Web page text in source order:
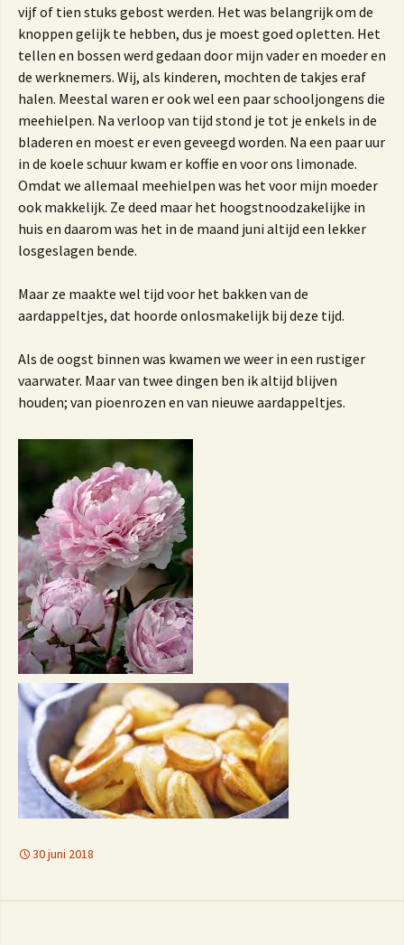
vijf of tien stuks gebost werden. Het was belangrijk om de
knoppen gelijk te hebben, dus je moest goed opletten. Het
tellen en bossen werd gedaan door mijn vader en moeder en
de werknemers. Wij, als kinderen, mochten de takjes eraf
halen. Meestal waren er ook wel een paar schooljongens die
meehielpen. Na verloop van tijd stond je tot je enkels in de
bladeren en moest er even geveegd worden. Na een paar uur
in de koele schuur kwam er koffie en voor ons limonade.
Omdat we allemaal meehielpen was het voor mijn moeder
ook makkelijk. Ze deed maar het hoogstnoodzakelijke in
huis en daarom was het in de maand juni altijd een lekker
losgeslagen bende.
Maar ze maakte wel tijd voor het bakken van de
aardappeltjes, dat hoorde onlosmakelijk bij deze tijd.
Als de oogst binnen was kwamen we weer in een rustiger
vaarwater. Maar van twee dingen ben ik altijd blijven
houden; van pioenrozen en van nieuwe aardappeltjes.
30 juni 2018